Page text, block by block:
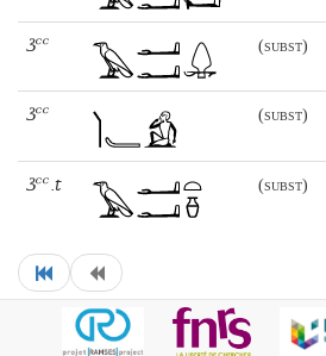
ꜣꜥꜥ (subst)
ꜣꜥꜥ (subst)
ꜣꜥꜥ.t (subst)